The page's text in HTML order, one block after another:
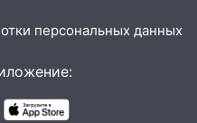
ожидается
при развороте
персональных данных